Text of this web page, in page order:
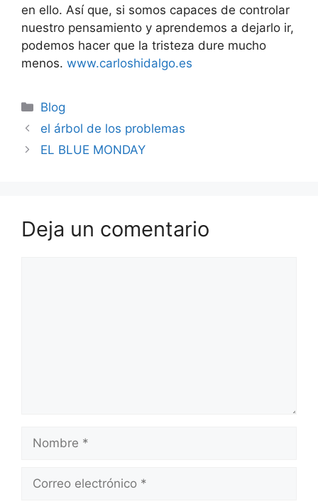
en ello. Así que, si somos capaces de controlar
nuestro pensamiento y aprendemos a dejarlo ir,
podemos hacer que la tristeza dure mucho
menos. www.carloshidalgo.es
Blog
el árbol de los problemas
EL BLUE MONDAY
Deja un comentario